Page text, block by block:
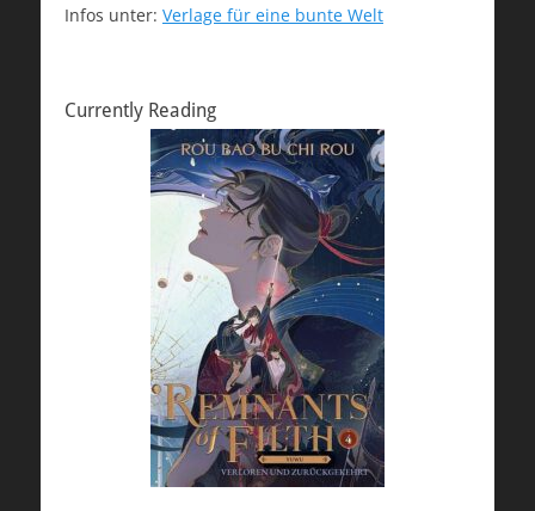
Infos unter: Verlage für eine bunte Welt
Currently Reading